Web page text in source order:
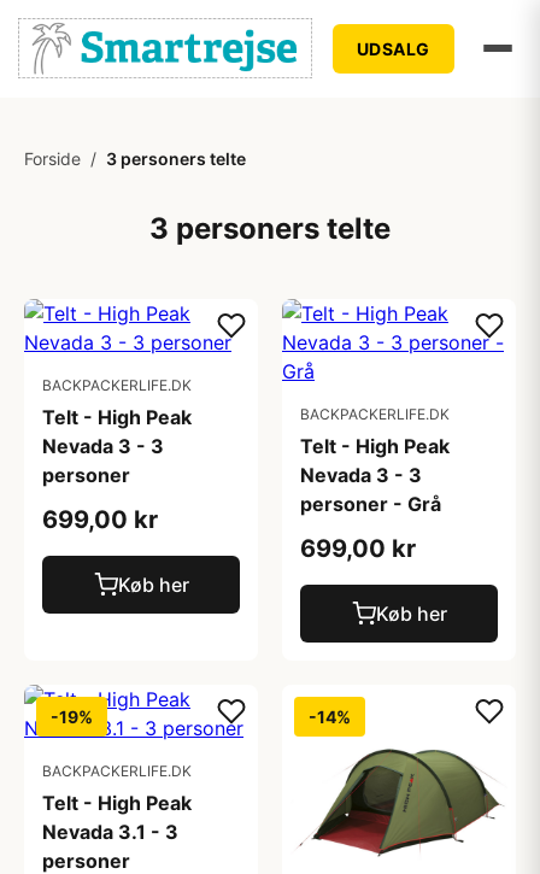
UDSALG
Forside / 3 personers telte
3 personers telte
BACKPACKERLIFE.DK
Telt - High Peak
Nevada 3 - 3
personer
699,00 kr
Køb her
BACKPACKERLIFE.DK
Telt - High Peak
Nevada 3 - 3
personer - Grå
699,00 kr
Køb her
-19%
BACKPACKERLIFE.DK
Telt - High Peak
Nevada 3.1 - 3
personer
-14%